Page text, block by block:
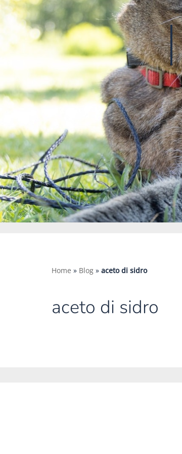
Home » Blog » aceto di sidro
aceto di sidro